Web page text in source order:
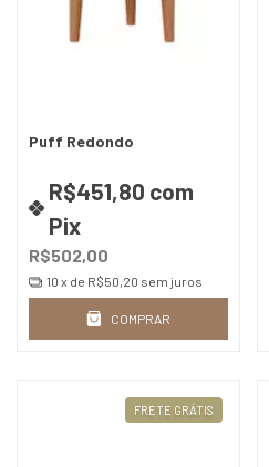
Puff Redondo
R$502,00
R$451,80 com
Pix
10 x de R$50,20 sem juros
COMPRAR
FRETE GRÁTIS